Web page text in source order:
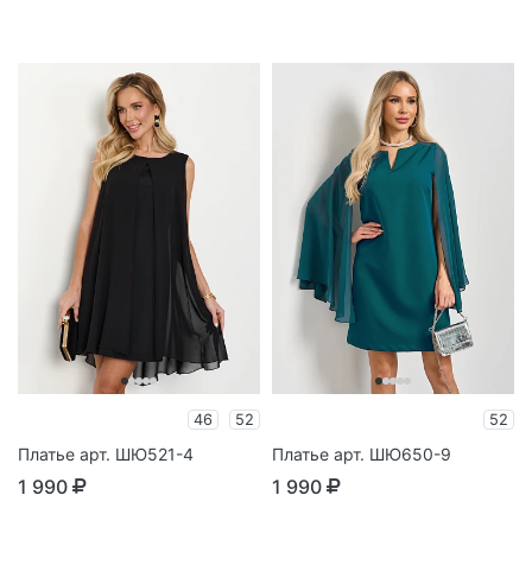
46 52
Платье арт. ШЮ521-4
1 990
52
Платье арт. ШЮ650-9
1 990